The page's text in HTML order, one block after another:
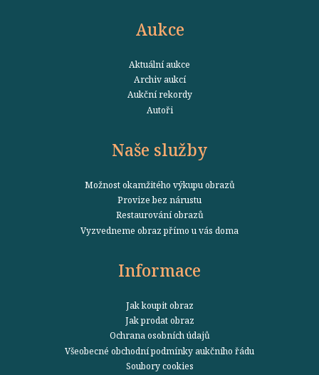
Aukce
Aktuální aukce
Archiv aukcí
Aukční rekordy
Autoři
Naše služby
Možnost okamžitého výkupu obrazů
Provize bez nárustu
Restaurování obrazů
Vyzvedneme obraz přímo u vás doma
Informace
Jak koupit obraz
Jak prodat obraz
Ochrana osobních údajů
Všeobecné obchodní podmínky aukčního řádu
Soubory cookies